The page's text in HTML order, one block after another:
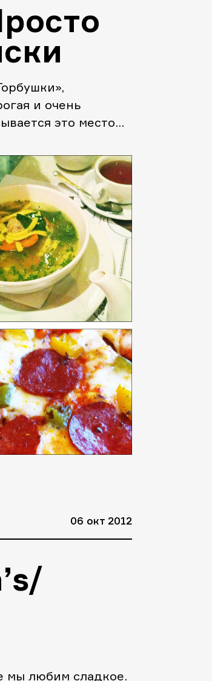
и очень
это место
06 окт 2012
мы любим сладкое.